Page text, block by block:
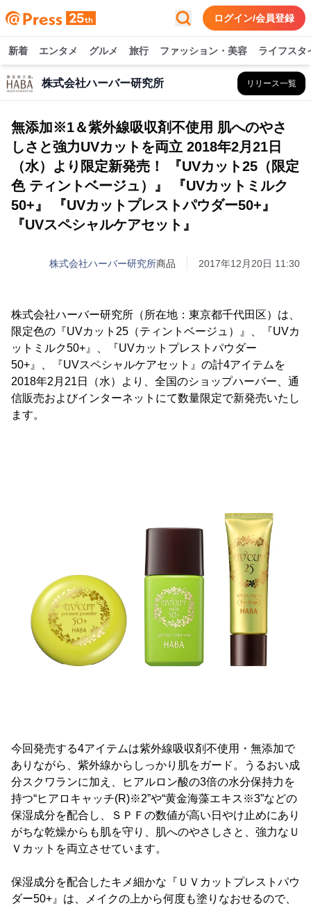
ログイン/会員登録
新着 エンタメ グルメ 旅行 ファッション・美容 ライフスタ
株式会社ハーバー研究所 リリース一覧
無添加※1＆紫外線吸収剤不使用 肌へのやさ
しさと強力UVカットを両立 2018年2月21日
（水）より限定新発売！ 『UVカット25（限定
色 ティントベージュ）』 『UVカットミルク
50+』 『UVカットプレストパウダー50+』
『UVスペシャルケアセット』
株式会社ハーバー研究所商品 2017年12月20日 11:30
株式会社ハーバー研究所（所在地：東京都千代田区）は、
限定色の『UVカット25（ティントベージュ）』、『UVカ
ットミルク50+』、『UVカットプレストパウダー
50+』、『UVスペシャルケアセット』の計4アイテムを
2018年2月21日（水）より、全国のショップハーバー、通
信販売およびインターネットにて数量限定で新発売いたし
ます。
今回発売する4アイテムは紫外線吸収剤不使用・無添加で
ありながら、紫外線からしっかり肌をガード。うるおい成
分スクワランに加え、ヒアルロン酸の3倍の水分保持力を
持つ“ヒアロキャッチ(R)※2”や“黄金海藻エキス※3”などの
保湿成分を配合し、ＳＰＦの数値が高い日やけ止めにあり
がちな乾燥からも肌を守り、肌へのやさしさと、強力なＵ
Ｖカットを両立させています。
保湿成分を配合したキメ細かな『ＵＶカットプレストパウ
ダー50+』は、メイクの上から何度も塗りなおせるので、